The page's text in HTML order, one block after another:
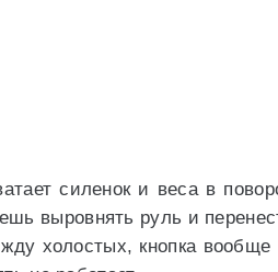
силенок и веса в
выровнять руль и
холостых, кнопка